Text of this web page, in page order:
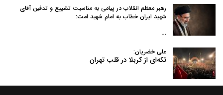
رهبر معظم انقلاب در پیامی به‌ مناسبت تشییع و تدفین آقای
شهید ایران خطاب به امام شهید امت:
…
علی خضریان:
تکه‌ای از کربلا در قلب تهران